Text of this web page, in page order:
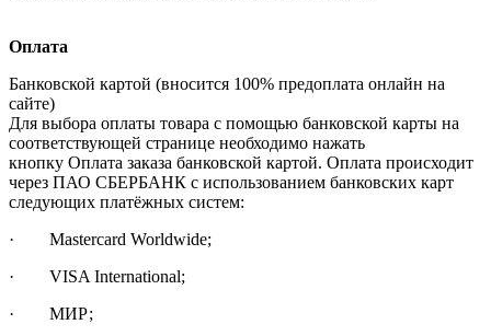
Оплата
Банковской картой (вносится 100% предоплата онлайн на
сайте)
Для выбора оплаты товара с помощью банковской карты на
соответствующей странице необходимо нажать
кнопку Оплата заказа банковской картой. Оплата происходит
через ПАО СБЕРБАНК с использованием банковских карт
следующих платёжных систем:
· Mastercard Worldwide;
· VISA International;
· МИР;